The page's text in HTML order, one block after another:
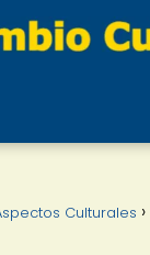
Culturales